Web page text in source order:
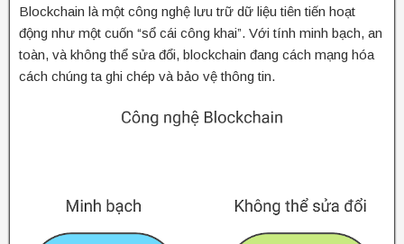
Blockchain là một công nghệ lưu trữ dữ liệu tiên tiến hoạt
động như một cuốn “sổ cái công khai”. Với tính minh bạch, an
toàn, và không thể sửa đổi, blockchain đang cách mạng hóa
cách chúng ta ghi chép và bảo vệ thông tin.